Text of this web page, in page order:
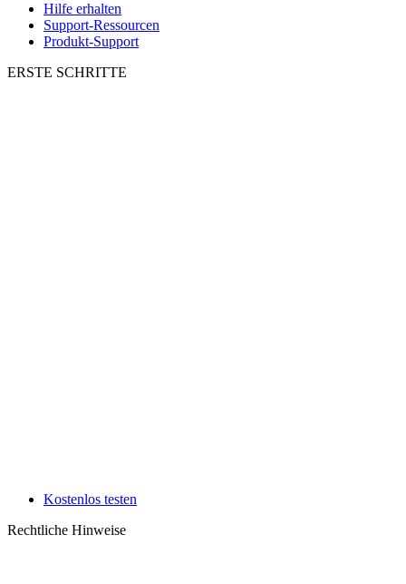
Hilfe erhalten
Support-Ressourcen
Produkt-Support
ERSTE SCHRITTE
Kostenlos testen
Rechtliche Hinweise